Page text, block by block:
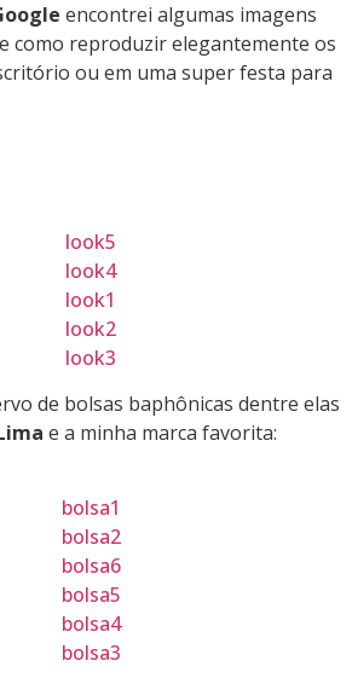
encontrei algumas imagens
como reproduzir elegantemente os
ou em uma super festa para
de bolsas baphônicas dentre elas
e a minha marca favorita: